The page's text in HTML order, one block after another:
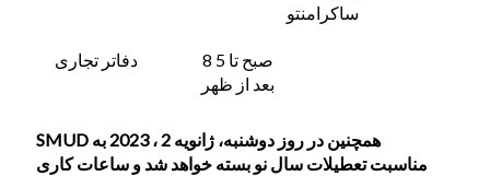
ساکرامنتو
دفاتر تجاری
8 صبح تا 5
بعد از ظهر
SMUD همچنین در روز دوشنبه، ژانویه 2 ، 2023 به
مناسبت تعطیلات سال نو بسته خواهد شد و ساعات کاری